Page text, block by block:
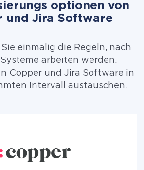
optionen von
und Jira Software
einmalig die Regeln, nach
arbeiten werden.
Copper und Jira Software in
Intervall austauschen.